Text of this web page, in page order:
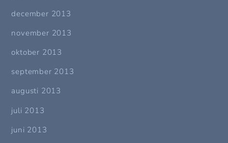
december 2013
november 2013
oktober 2013
september 2013
augusti 2013
juli 2013
juni 2013